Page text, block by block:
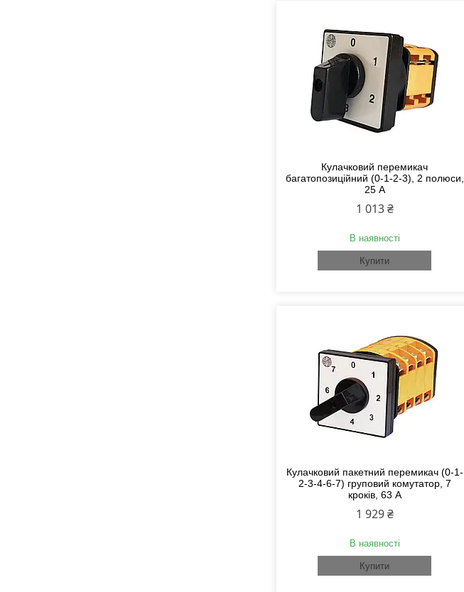
Кулачковий перемикач
багатопозиційний (0-1-2-3), 2 полюси,
25 А
1 013 ₴
В наявності
Купити
Кулачковий пакетний перемикач (0-1-
2-3-4-6-7) груповий комутатор, 7
кроків, 63 А
1 929 ₴
В наявності
Купити